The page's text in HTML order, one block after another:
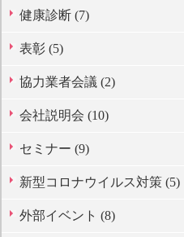
健康診断 (7)
表彰 (5)
協力業者会議 (2)
会社説明会 (10)
セミナー (9)
新型コロナウイルス対策 (5)
外部イベント (8)